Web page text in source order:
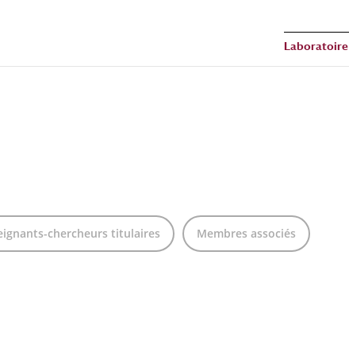
Laboratoire
chercheurs titulaires Membres associés